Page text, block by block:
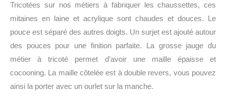
Tricotées sur nos métiers à fabriquer les chaussettes, ces
mitaines en laine et acrylique sont chaudes et douces. Le
pouce est séparé des autres doigts. Un surjet est ajouté autour
des pouces pour une finition parfaite. La grosse jauge du
métier à tricoté permet d’avoir une maille épaisse et
cocooning. La maille côtelée est à double revers, vous pouvez
ainsi la porter avec un ourlet sur la manche.